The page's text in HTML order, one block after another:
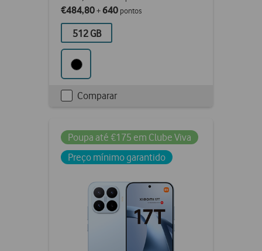
€484,80+640 pontos
512 GB
Checkbox
Comparar
Poupa até €175 em Clube Viva
Preço mínimo garantido